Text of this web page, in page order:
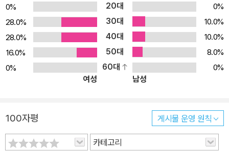
0%
20대
0%
28.0%
30대
10.0%
28.0%
40대
10.0%
16.0%
50대
8.0%
0%
60대
0%
여성
남성
100자평 게시물 운영 원칙
카테고리